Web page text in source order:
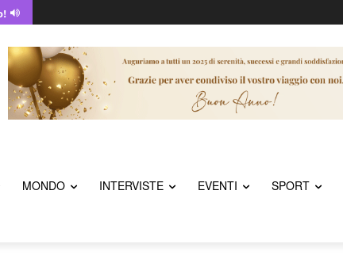
MONDO INTERVISTE EVENTI SPORT